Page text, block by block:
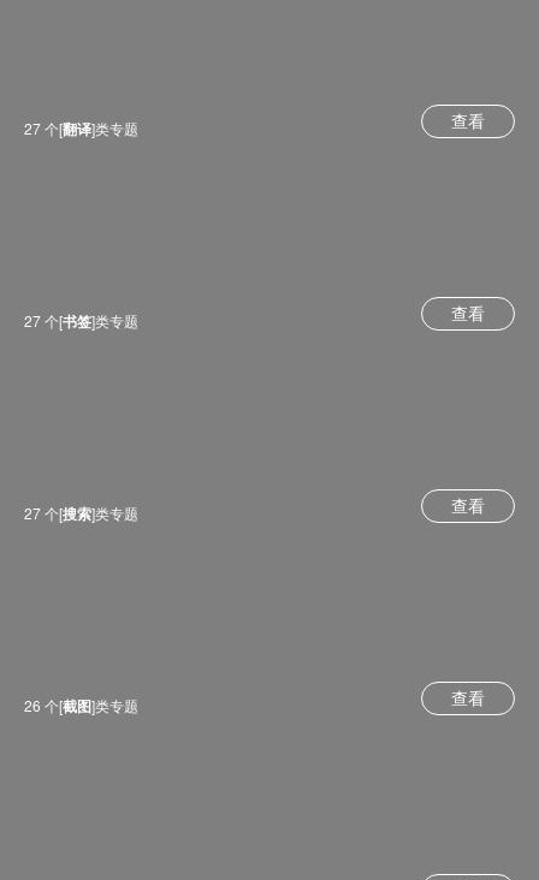
27 个[翻译]类专题 查看
27 个[书签]类专题 查看
27 个[搜索]类专题 查看
26 个[截图]类专题 查看